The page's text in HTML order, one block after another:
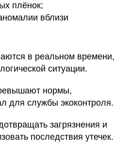
плёнок;
вблизи
в реальном времени,
ситуации.
нормы,
для службы экоконтроля.
загрязнения и
последствия утечек.